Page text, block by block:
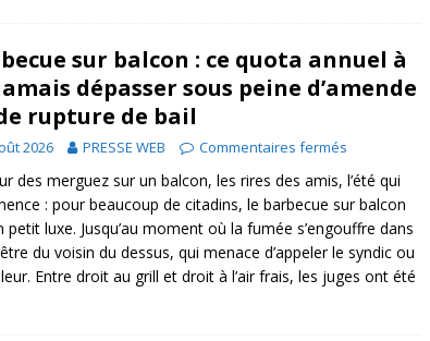
sur balcon : ce quota annuel à
dépasser sous peine d’amende
rupture de bail
2026 PRESSE WEB Commentaires fermés
des merguez sur un balcon, les rires des amis, l’été qui
: pour beaucoup de citadins, le barbecue sur balcon
petit luxe. Jusqu’au moment où la fumée s’engouffre dans
du voisin du dessus, qui menace d’appeler le syndic ou
Entre droit au grill et droit à l’air frais, les juges ont été